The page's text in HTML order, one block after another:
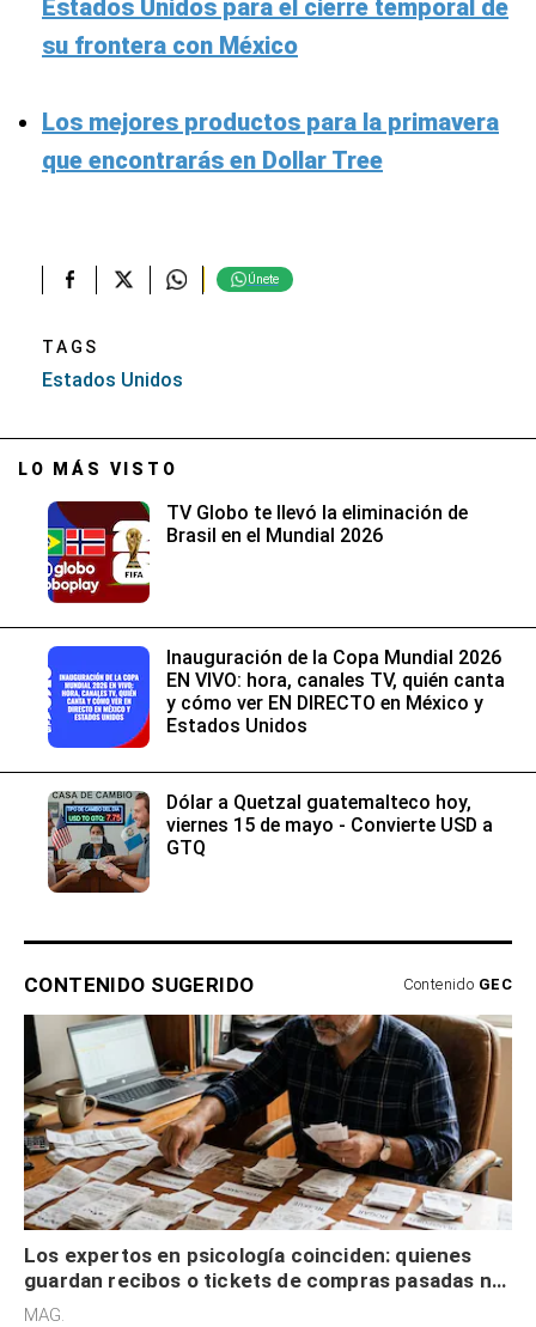
Estados Unidos para el cierre temporal de
su frontera con México
Los mejores productos para la primavera
que encontrarás en Dollar Tree
Únete
TAGS
Estados Unidos
LO MÁS VISTO
TV Globo te llevó la eliminación de
Brasil en el Mundial 2026
Inauguración de la Copa Mundial 2026
EN VIVO: hora, canales TV, quién canta
y cómo ver EN DIRECTO en México y
Estados Unidos
Dólar a Quetzal guatemalteco hoy,
viernes 15 de mayo - Convierte USD a
GTQ
CONTENIDO SUGERIDO Contenido GEC
Los expertos en psicología coinciden: quienes
guardan recibos o tickets de compras pasadas no
son acumuladores, sino que tienen necesidad de
MAG.